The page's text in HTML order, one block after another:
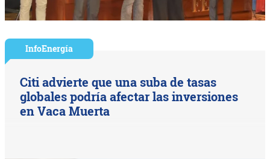
InfoEnergía
Citi advierte que una suba de tasas
globales podría afectar las inversiones
en Vaca Muerta